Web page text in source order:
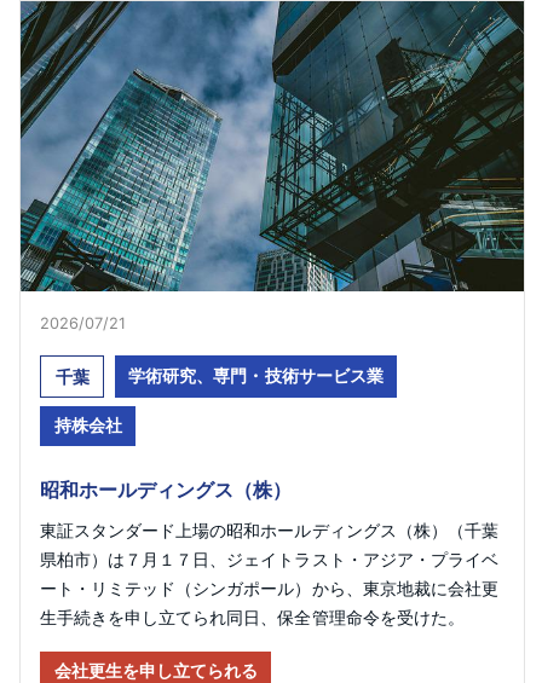
2026/07/21
千葉 学術研究、専門・技術サービス業
持株会社
昭和ホールディングス（株）
東証スタンダード上場の昭和ホールディングス（株）（千葉
県柏市）は７月１７日、ジェイトラスト・アジア・プライベ
ート・リミテッド（シンガポール）から、東京地裁に会社更
生手続きを申し立てられ同日、保全管理命令を受けた。
会社更生を申し立てられる